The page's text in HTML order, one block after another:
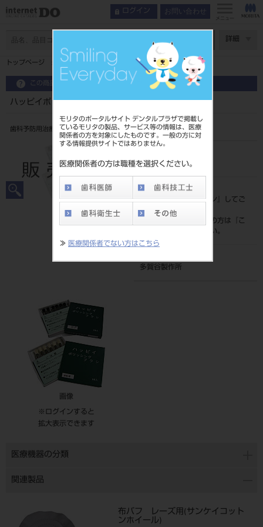
モリタのポータルサイト デンタルプラザで掲載し
ているモリタの製品、サービス等の情報は、医療
関係者の方を対象にしたものです。一般の方に対
する情報提供サイトではありません。
医療関係者の方は職種を選択ください。
≫ 医療関係者でない方はこちら
ログイン お問い合わせ
メニュー
詳細
トップページ ハッピイポリッシングブラシ（黒） ６入
この商品に関するお問い合わせ
ハッピイポリッシングブラシ（黒） ６入
歯科予防用治療ブラシ
201630001
標準価格
ログイン
』してご
覧ください。
ネット会員登録がまだの方は『
こ
』より登録ください。
多賀谷製作所
画像
※ログインすると
拡大表示できます
医療機器の分類
関連製品
布バフ レーズ用(サンケイコット
ンホイール)